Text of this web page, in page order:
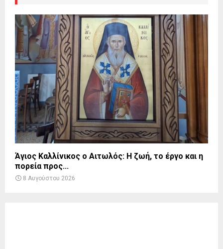
Άγιος Καλλίνικος ο Αιτωλός: Η ζωή, το έργο και η
πορεία προς...
8 Αυγούστου 2026